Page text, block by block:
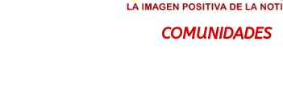
COMUNIDADES